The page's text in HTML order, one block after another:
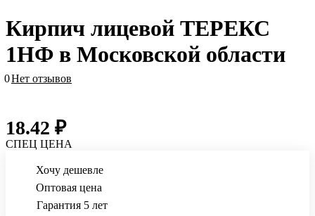
Кирпич лицевой ТЕРЕКС
1НФ в Московской области
0Нет отзывов
18.42 ₽
СПЕЦ ЦЕНА
Хочу дешевле
Оптовая цена
Гарантия 5 лет